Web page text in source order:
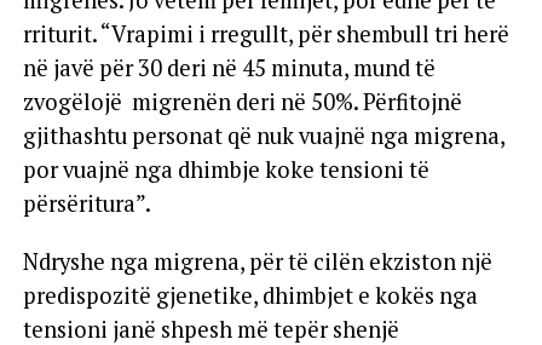
rriturit. “Vrapimi i rregullt, për shembull tri herë
në javë për 30 deri në 45 minuta, mund të
zvogëlojë migrenën deri në 50%. Përfitojnë
gjithashtu personat që nuk vuajnë nga migrena,
por vuajnë nga dhimbje koke tensioni të
përsëritura”.
Ndryshe nga migrena, për të cilën ekziston një
predispozitë gjenetike, dhimbjet e kokës nga
tensioni janë shpesh më tepër shenjë